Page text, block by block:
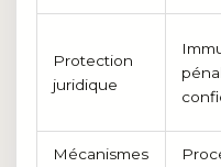
Protection
juridique
Mécanismes